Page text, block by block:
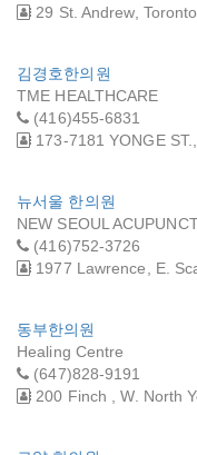
29 St. Andrew,
김경호한의원
TME HEALTHCARE
(416)455-6831
173-7181 YONGE
뉴서울 한의원
NEW SEOUL
(416)752-3726
1977 Lawrence, E.
동부한의원
Healing Centre
(647)828-9191
200 Finch , W. North